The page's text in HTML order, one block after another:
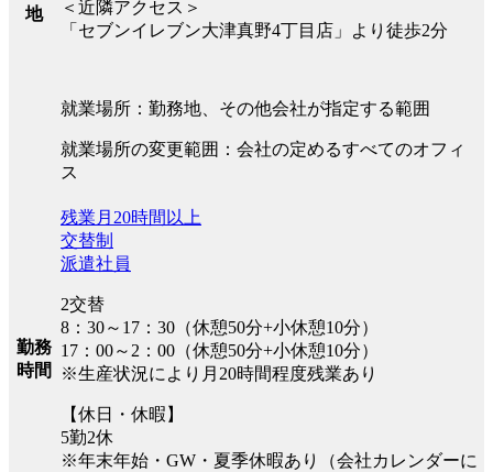
地
＜近隣アクセス＞
「セブンイレブン大津真野4丁目店」より徒歩2分
就業場所：勤務地、その他会社が指定する範囲
就業場所の変更範囲：会社の定めるすべてのオフィ
ス
勤務
時間
残業月20時間以上
交替制
派遣社員
2交替
8：30～17：30（休憩50分+小休憩10分）
17：00～2：00（休憩50分+小休憩10分）
※生産状況により月20時間程度残業あり
【休日・休暇】
5勤2休
※年末年始・GW・夏季休暇あり（会社カレンダーに